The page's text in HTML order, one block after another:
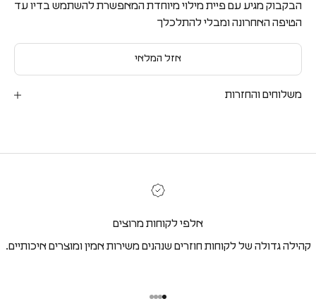
הבקבוק מגיע עם פיית מילוי מיוחדת המאפשרת להשתמש בדיו עד
הטיפה האחרונה ומבלי להתלכלך
אזל המלאי
משלוחים והחזרות
אלפי לקוחות מרוצים
קהילה גדולה של לקוחות חוזרים שנהנים משירות אמין ומוצרים איכותיים.